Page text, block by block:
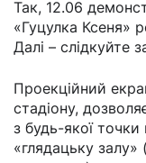
Так, 12.06
«Гуцулка Ксеня»
Далі – слідкуйте
Проекційний
стадіону,
з будь-якої
«глядацьку